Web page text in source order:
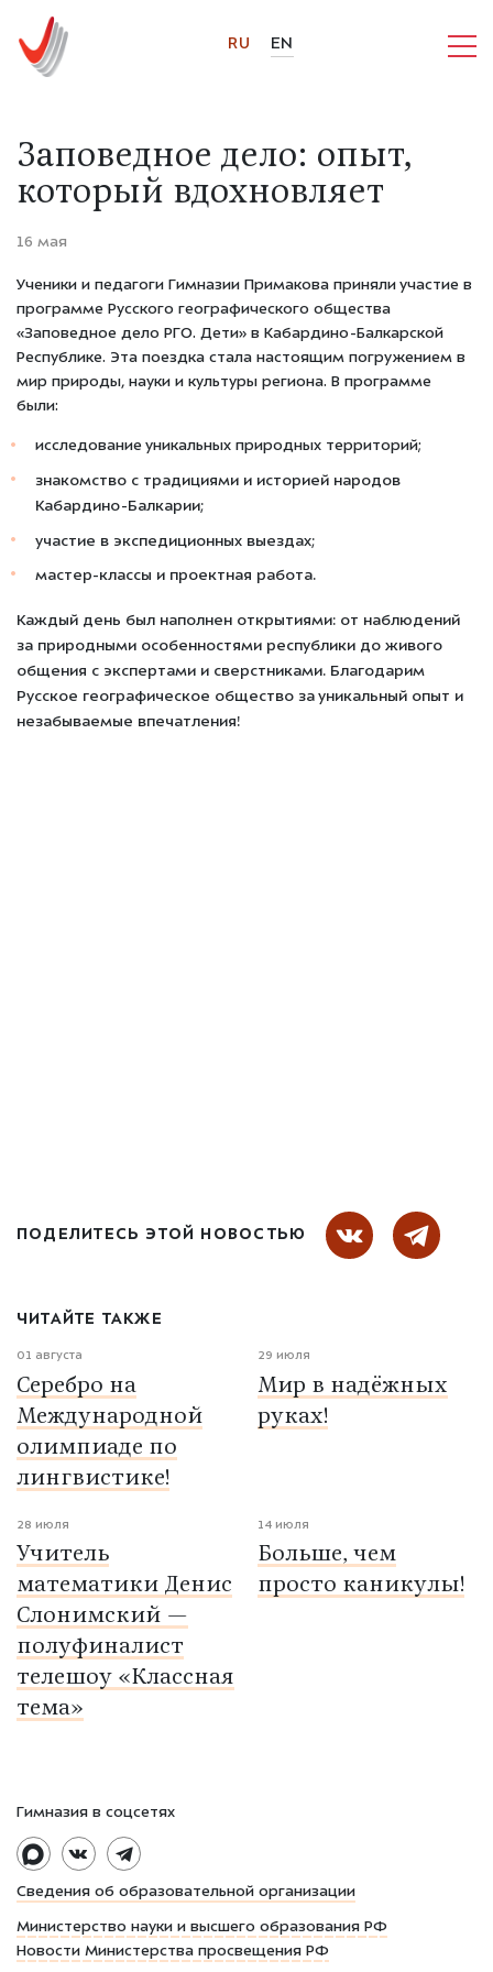
RU EN
Заповедное дело: опыт,
который вдохновляет
16 мая
Ученики и педагоги Гимназии Примакова приняли участие в
программе Русского географического общества
«Заповедное дело РГО. Дети» в Кабардино-Балкарской
Республике. Эта поездка стала настоящим погружением в
мир природы, науки и культуры региона. В программе
были:
исследование уникальных природных территорий;
знакомство с традициями и историей народов
Кабардино-Балкарии;
участие в экспедиционных выездах;
мастер-классы и проектная работа.
Каждый день был наполнен открытиями: от наблюдений
за природными особенностями республики до живого
общения с экспертами и сверстниками. Благодарим
Русское географическое общество за уникальный опыт и
незабываемые впечатления!
ПОДЕЛИТЕСЬ ЭТОЙ НОВОСТЬЮ
ЧИТАЙТЕ ТАКЖЕ
01 августа
Серебро на
Международной
олимпиаде по
лингвистике!
29 июля
Мир в надёжных
руках!
28 июля
Учитель
математики Денис
Слонимский —
полуфиналист
телешоу «Классная
тема»
14 июля
Больше, чем
просто каникулы!
Сведения об образовательной организации
Министерство науки и высшего образования РФ
Новости Министерства просвещения РФ
Гимназия в соцсетях